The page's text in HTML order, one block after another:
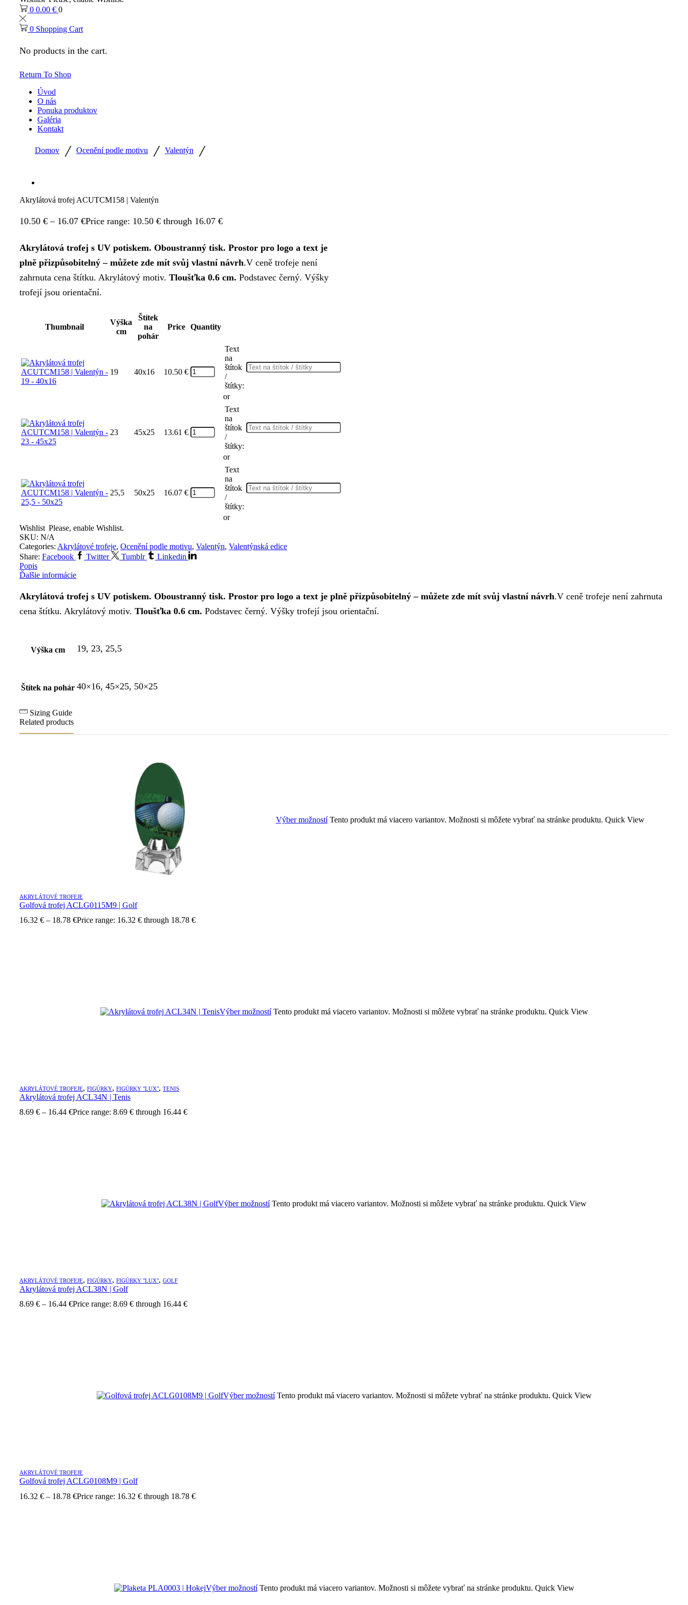
0 0.00 € 0
0 Shopping Cart
No products in the cart.
Return To Shop
Úvod
O nás
Ponuka produktov
Galéria
Kontakt
Domov / Ocenění podle motivu / Valentýn /
Akrylátová trofej ACUTCM158 | Valentýn
10.50 € – 16.07 €Price range: 10.50 € through 16.07 €
Akrylátová trofej s UV potiskem. Oboustranný tisk. Prostor pro logo a text je
plně přizpůsobitelný – můžete zde mít svůj vlastní návrh.V ceně trofeje není
zahrnuta cena štítku. Akrylátový motiv. Tloušťka 0.6 cm. Podstavec černý. Výšky
trofejí jsou orientační.
Thumbnail
Výška
cm
Štítek
na
pohár
Price Quantity
19 40x16 10.50 €
Text
na
štítok
/
štítky:
or
23 45x25 13.61 €
Text
na
štítok
/
štítky:
or
25,5 50x25 16.07 €
Text
na
štítok
/
štítky:
or
Wishlist Please, enable Wishlist.
SKU: N/A
Categories: Akrylátové trofeje, Ocenění podle motivu, Valentýn, Valentýnská edice
Share: Facebook Twitter Tumblr
Linkedin
Popis
Ďalšie informácie
Akrylátová trofej s UV potiskem. Oboustranný tisk. Prostor pro logo a text je plně přizpůsobitelný – můžete zde mít svůj vlastní návrh.V ceně trofeje není zahrnuta
cena štítku. Akrylátový motiv. Tloušťka 0.6 cm. Podstavec černý. Výšky trofejí jsou orientační.
Výška cm 19, 23, 25,5
Štítek na pohár 40×16, 45×25, 50×25
Sizing Guide
Related products
Výber možností Tento produkt má viacero variantov. Možnosti si môžete vybrať na stránke produktu. Quick View
AKRYLÁTOVÉ TROFEJE
Golfová trofej ACLG0115M9 | Golf
16.32 € – 18.78 €Price range: 16.32 € through 18.78 €
Výber možností Tento produkt má viacero variantov. Možnosti si môžete vybrať na stránke produktu. Quick View
AKRYLÁTOVÉ TROFEJE, FIGÚRKY, FIGÚRKY "LUX", TENIS
Akrylátová trofej ACL34N | Tenis
8.69 € – 16.44 €Price range: 8.69 € through 16.44 €
Výber možností Tento produkt má viacero variantov. Možnosti si môžete vybrať na stránke produktu. Quick View
AKRYLÁTOVÉ TROFEJE, FIGÚRKY, FIGÚRKY "LUX", GOLF
Akrylátová trofej ACL38N | Golf
8.69 € – 16.44 €Price range: 8.69 € through 16.44 €
Výber možností Tento produkt má viacero variantov. Možnosti si môžete vybrať na stránke produktu. Quick View
AKRYLÁTOVÉ TROFEJE
Golfová trofej ACLG0108M9 | Golf
16.32 € – 18.78 €Price range: 16.32 € through 18.78 €
Výber možností Tento produkt má viacero variantov. Možnosti si môžete vybrať na stránke produktu. Quick View